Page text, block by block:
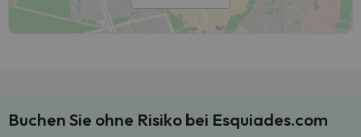
Buchen Sie ohne Risiko bei Esquiades.com